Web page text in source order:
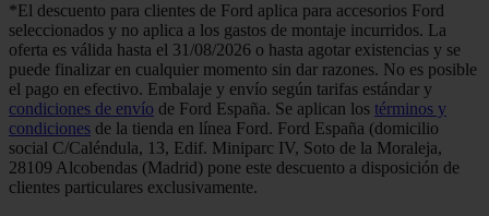
*El descuento para clientes de Ford aplica para accesorios Ford
seleccionados y no aplica a los gastos de montaje incurridos. La
oferta es válida hasta el 31/08/2026 o hasta agotar existencias y se
puede finalizar en cualquier momento sin dar razones. No es posible
el pago en efectivo. Embalaje y envío según tarifas estándar y
condiciones de envío de Ford España. Se aplican los términos y
condiciones de la tienda en línea Ford. Ford España (domicilio
social C/Caléndula, 13, Edif. Miniparc IV, Soto de la Moraleja,
28109 Alcobendas (Madrid) pone este descuento a disposición de
clientes particulares exclusivamente.